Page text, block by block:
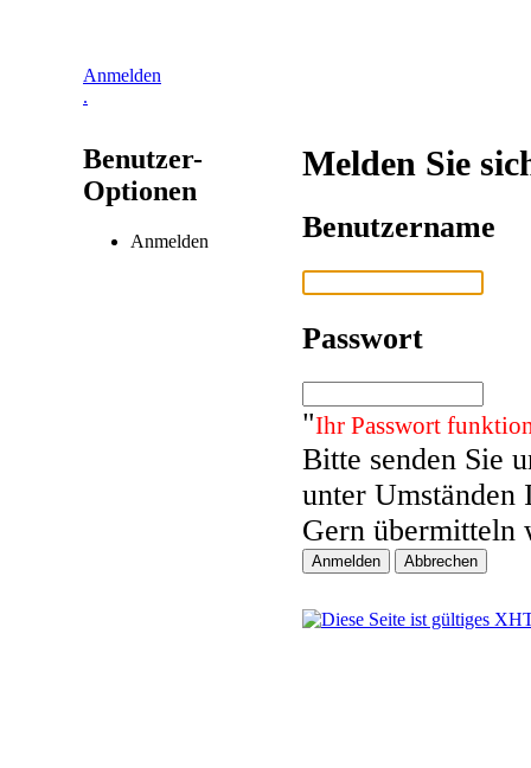
Anmelden
.
Benutzer-
Optionen
Anmelden
Melden Sie
Benutzername
Passwort
"Ihr Passwort
Bitte senden Sie
unter Umständen
Gern übermitteln